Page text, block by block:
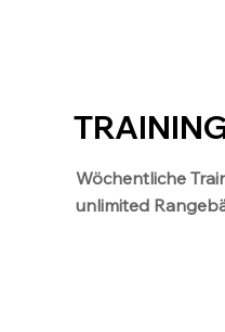
Wöchentliche
unlimited